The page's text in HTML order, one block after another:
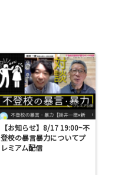
【お知らせ】8/17 19:00~不
登校の暴言暴力についてプ
レミアム配信